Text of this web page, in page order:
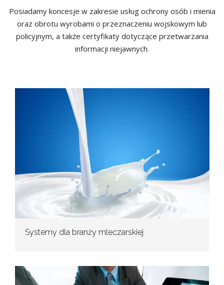
Posiadamy koncesje w zakresie usług ochrony osób i mienia
oraz obrotu wyrobami o przeznaczeniu wojskowym lub
policyjnym, a także certyfikaty dotyczące przetwarzania
informacji niejawnych.
Systemy dla branży mleczarskiej